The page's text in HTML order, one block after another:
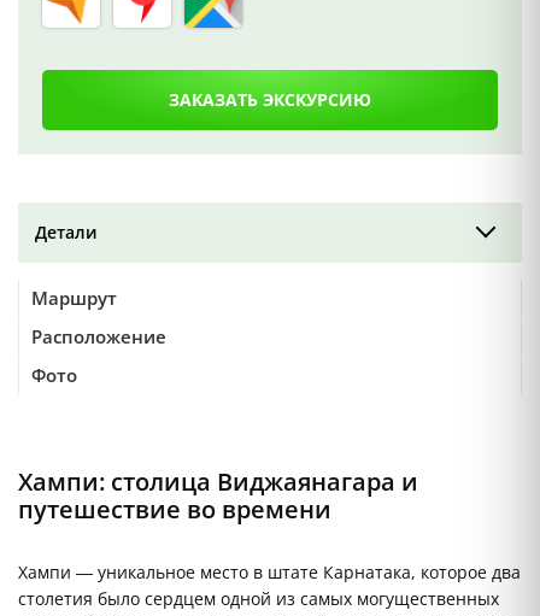
ЗАКАЗАТЬ ЭКСКУРСИЮ
Детали
Маршрут
Расположение
Фото
Хампи: столица Виджаянагара и
путешествие во времени
Хампи — уникальное место в штате Карнатака, которое два
столетия было сердцем одной из самых могущественных